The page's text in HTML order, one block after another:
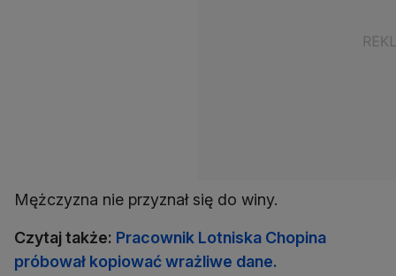
Mężczyzna nie przyznał się do winy.
Czytaj także: Pracownik Lotniska Chopina
próbował kopiować wrażliwe dane.